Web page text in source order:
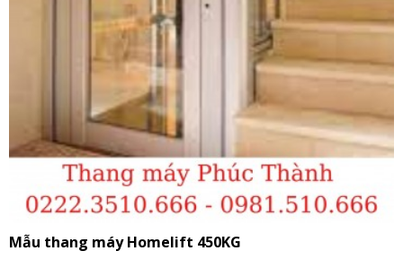
Mẫu thang máy Homelift 450KG